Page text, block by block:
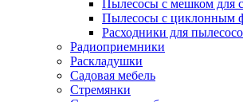
Пылесосы с мешком для
Пылесосы с циклонным
Расходники для
Радиоприемники
Раскладушки
Садовая мебель
Стремянки